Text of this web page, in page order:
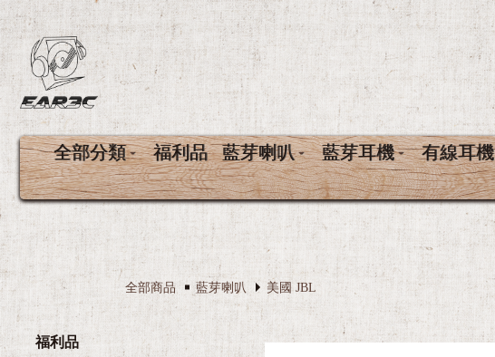
全部分類 福利品 藍芽喇叭 藍芽耳機 有線耳機
全部商品 藍芽喇叭 美國 JBL
福利品